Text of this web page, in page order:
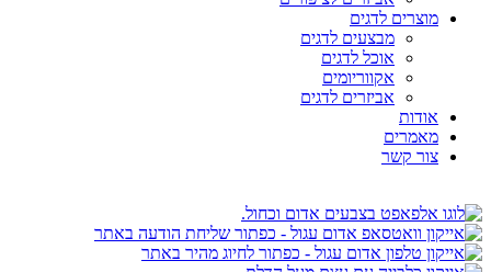
מוצרים לדגים
מבצעים לדגים
אוכל לדגים
אקווריומים
אביזרים לדגים
אודות
מאמרים
צור קשר